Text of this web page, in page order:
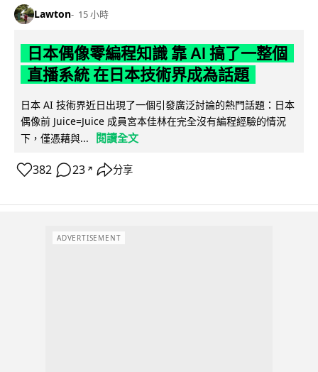
Lawton 15 小時
日本偶像零編程知識 靠 AI 搞了一整個
直播系統 在日本技術界成為話題
日本 AI 技術界近日出現了一個引發廣泛討論的熱門話題：日本
偶像前 Juice=Juice 成員宮本佳林在完全沒有編程經驗的情況
下，僅憑藉與...
閱讀全文
382 23 ↗ 分享
ADVERTISEMENT